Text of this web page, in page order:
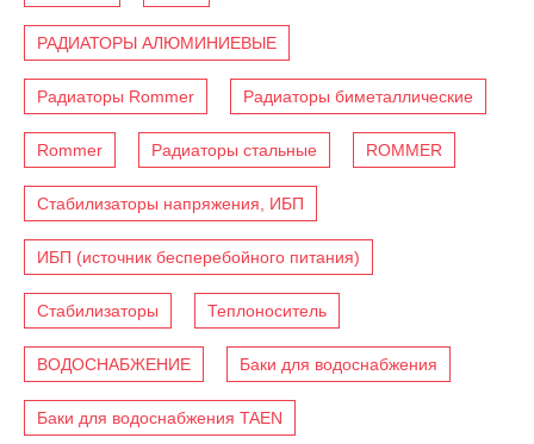
РАДИАТОРЫ АЛЮМИНИЕВЫЕ
Радиаторы Rommer Радиаторы биметаллические
Rommer Радиаторы стальные ROMMER
Стабилизаторы напряжения, ИБП
ИБП (источник бесперебойного питания)
Стабилизаторы Теплоноситель
ВОДОСНАБЖЕНИЕ Баки для водоснабжения
Баки для водоснабжения TAEN